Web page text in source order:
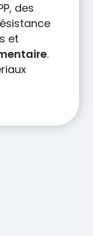
en
raison
années,
de